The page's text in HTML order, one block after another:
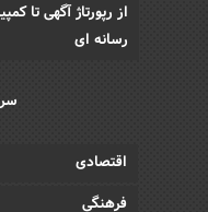
از رپورتاژ آگهی تا
رسانه ای
اقتصادی
فرهنگی